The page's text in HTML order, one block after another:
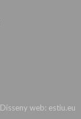
Disseny web: estiu.eu